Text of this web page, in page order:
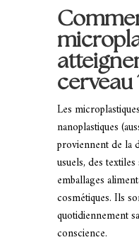
cerveau
Les
nanoplastiques
proviennent de la
usuels, des
emballages
cosmétiques. Ils
quotidiennement
conscience.